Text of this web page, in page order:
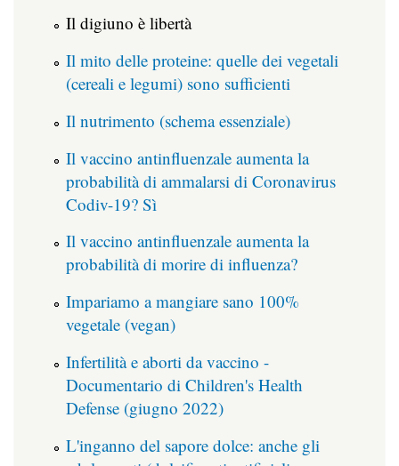
Il digiuno è libertà
Il mito delle proteine: quelle dei vegetali
(cereali e legumi) sono sufficienti
Il nutrimento (schema essenziale)
Il vaccino antinfluenzale aumenta la
probabilità di ammalarsi di Coronavirus
Codiv-19? Sì
Il vaccino antinfluenzale aumenta la
probabilità di morire di influenza?
Impariamo a mangiare sano 100%
vegetale (vegan)
Infertilità e aborti da vaccino -
Documentario di Children's Health
Defense (giugno 2022)
L'inganno del sapore dolce: anche gli